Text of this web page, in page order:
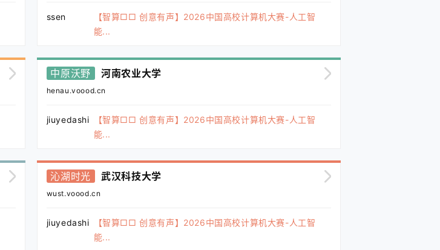
ssen
【智算□□ 创意有声】2026中国高校计算机大赛-人工智
能...
中原沃野 河南农业大学
henau.voood.cn
jiuyedashi
【智算□□ 创意有声】2026中国高校计算机大赛-人工智
能...
沁湖时光 武汉科技大学
wust.voood.cn
jiuyedashi
【智算□□ 创意有声】2026中国高校计算机大赛-人工智
能...